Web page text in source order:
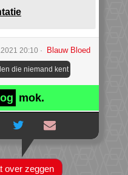
20:10 Blauw Bloed
die niemand kent
mok.
over zeggen